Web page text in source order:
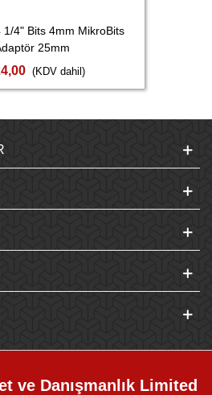
1/4" Bits 4mm MikroBits
25mm
(KDV dahil)
ve Danışmanlık Limited